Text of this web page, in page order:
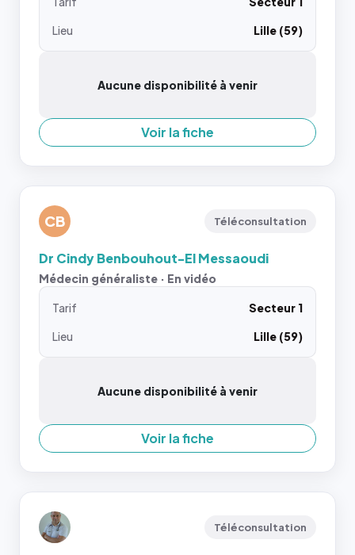
Lieu
Lille (59)
Aucune disponibilité à venir
Voir la fiche
CB Téléconsultation
Dr Cindy Benbouhout-El Messaoudi
Médecin généraliste · En vidéo
Tarif
Secteur 1
Lieu
Lille (59)
Aucune disponibilité à venir
Voir la fiche
Téléconsultation